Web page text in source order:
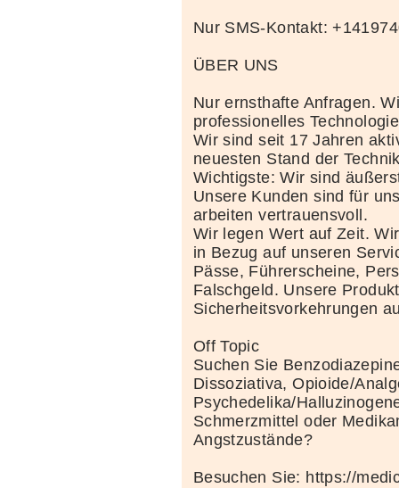
Nur SMS-Kontakt:
ÜBER UNS
Nur ernsthafte Anfragen.
professionelles
Wir sind seit 17 Jahren
neuesten Stand der
Wichtigste: Wir sind
Unsere Kunden sind für
arbeiten vertrauensvoll.
Wir legen Wert auf Zeit.
in Bezug auf unseren
Pässe, Führerscheine,
Falschgeld. Unsere
Sicherheitsvorkehrungen
Off Topic
Suchen Sie
Dissoziativa, Opioide/
Psychedelika/
Schmerzmittel oder
Angstzustände?
Besuchen Sie: https://